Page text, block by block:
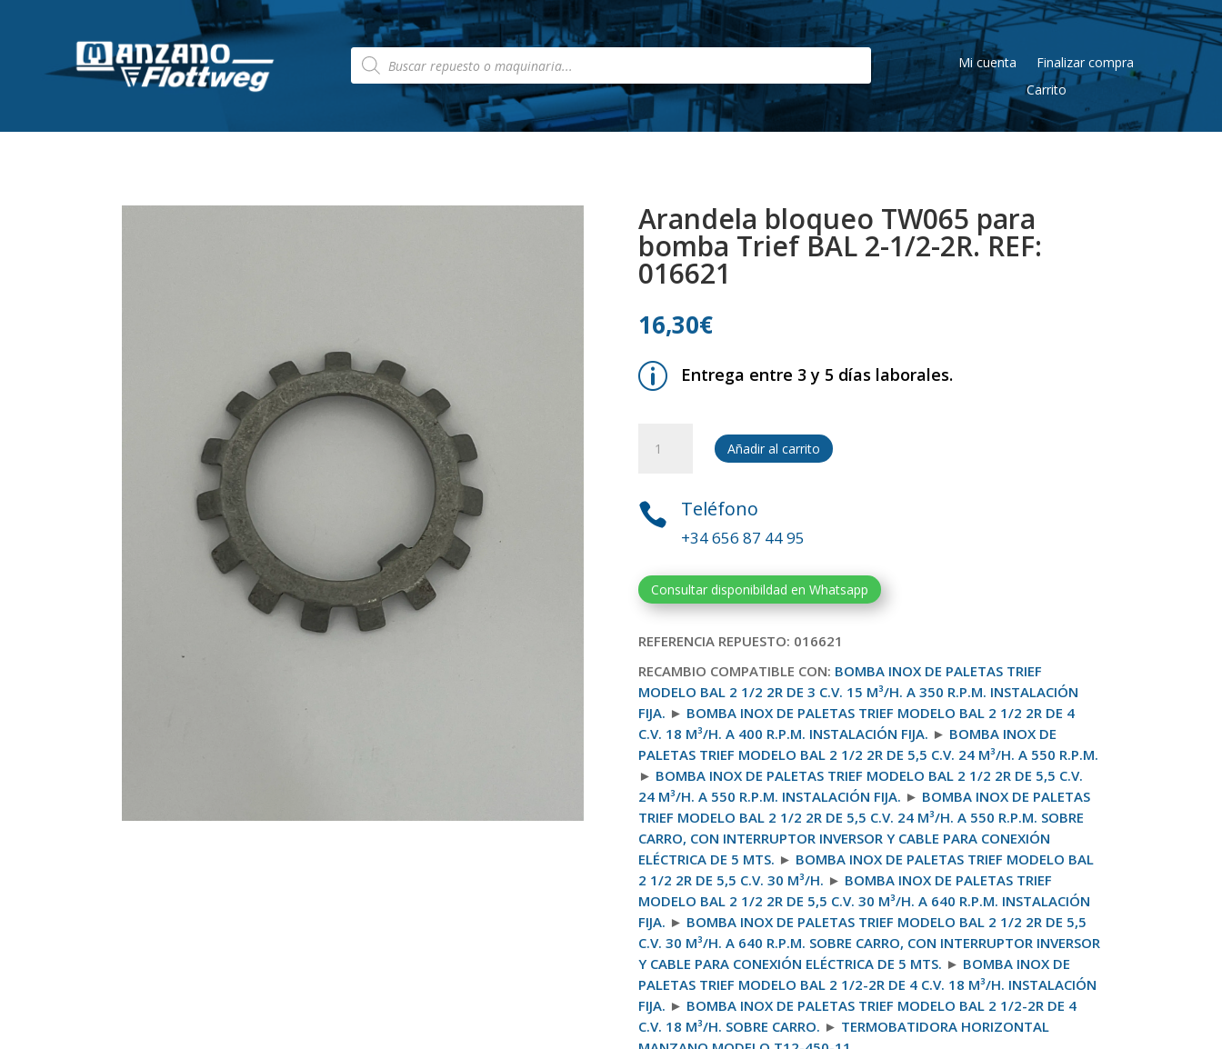
Búsqueda
de
productos
Mi cuenta
Finalizar compra
Carrito
Arandela bloqueo TW065 para
bomba Trief BAL 2-1/2-2R. REF:
016621
16,30€
p Entrega entre 3 y 5 días laborales.
bloqueo
bomba
2-
1/2-
REF:
Añadir al carrito
 Teléfono
+34 656 87 44 95
Consultar disponibildad en Whatsapp
REFERENCIA REPUESTO: 016621
RECAMBIO COMPATIBLE CON: BOMBA INOX DE PALETAS TRIEF
MODELO BAL 2 1/2 2R DE 3 C.V. 15 M³/H. A 350 R.P.M. INSTALACIÓN
FIJA. ► BOMBA INOX DE PALETAS TRIEF MODELO BAL 2 1/2 2R DE 4
C.V. 18 M³/H. A 400 R.P.M. INSTALACIÓN FIJA. ► BOMBA INOX DE
PALETAS TRIEF MODELO BAL 2 1/2 2R DE 5,5 C.V. 24 M³/H. A 550 R.P.M.
► BOMBA INOX DE PALETAS TRIEF MODELO BAL 2 1/2 2R DE 5,5 C.V.
24 M³/H. A 550 R.P.M. INSTALACIÓN FIJA. ► BOMBA INOX DE PALETAS
TRIEF MODELO BAL 2 1/2 2R DE 5,5 C.V. 24 M³/H. A 550 R.P.M. SOBRE
CARRO, CON INTERRUPTOR INVERSOR Y CABLE PARA CONEXIÓN
ELÉCTRICA DE 5 MTS. ► BOMBA INOX DE PALETAS TRIEF MODELO BAL
2 1/2 2R DE 5,5 C.V. 30 M³/H. ► BOMBA INOX DE PALETAS TRIEF
MODELO BAL 2 1/2 2R DE 5,5 C.V. 30 M³/H. A 640 R.P.M. INSTALACIÓN
FIJA. ► BOMBA INOX DE PALETAS TRIEF MODELO BAL 2 1/2 2R DE 5,5
C.V. 30 M³/H. A 640 R.P.M. SOBRE CARRO, CON INTERRUPTOR INVERSOR
Y CABLE PARA CONEXIÓN ELÉCTRICA DE 5 MTS. ► BOMBA INOX DE
PALETAS TRIEF MODELO BAL 2 1/2-2R DE 4 C.V. 18 M³/H. INSTALACIÓN
FIJA. ► BOMBA INOX DE PALETAS TRIEF MODELO BAL 2 1/2-2R DE 4
C.V. 18 M³/H. SOBRE CARRO. ► TERMOBATIDORA HORIZONTAL